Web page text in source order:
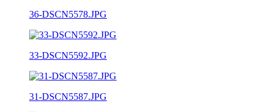
36-DSCN5578.JPG
33-DSCN5592.JPG
31-DSCN5587.JPG